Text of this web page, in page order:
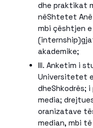
dhe praktikat
nëShtetet
mbi çështjen
akademike;
III. Anketim i
Universitetet
dheShkodrës;
media;
oranizatave
median, mbi